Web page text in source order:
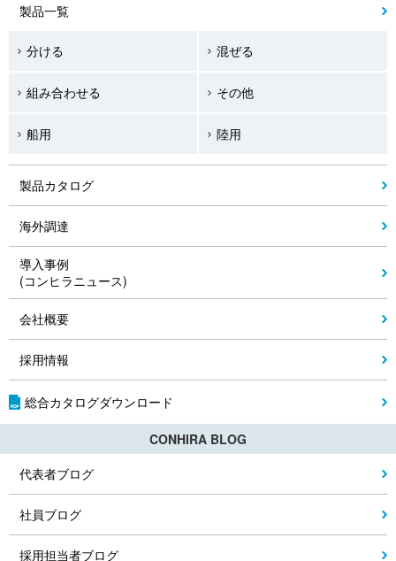
製品一覧
分ける 混ぜる
組み合わせる その他
船用 陸用
製品カタログ
海外調達
導入事例
(コンヒラニュース)
会社概要
採用情報
総合カタログダウンロード
CONHIRA BLOG
代表者ブログ
社員ブログ
採用担当者ブログ